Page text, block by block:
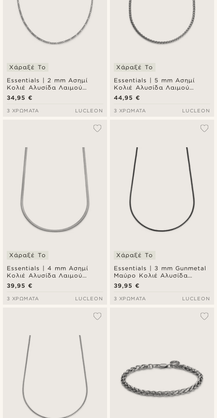
Essentials | 2 mm Ασημί
Κολιέ Αλυσίδα Λαιμού
Figaro Chain
Χάραξέ Το
34,95 €
3 ΧΡΏΜΑΤΑ LUCLEON
Essentials | 5 mm Ασημί
Κολιέ Αλυσίδα Λαιμού
Wheat
Χάραξέ Το
44,95 €
3 ΧΡΏΜΑΤΑ LUCLEON
Essentials | 4 mm Ασημί
Κολιέ Αλυσίδα Λαιμού
Ψαροκόκκαλο
Χάραξέ Το
39,95 €
3 ΧΡΏΜΑΤΑ LUCLEON
Essentials | 3 mm Gunmetal
Μαύρο Κολιέ Αλυσίδα
Λαιμού Curved Box Chain
Χάραξέ Το
39,95 €
3 ΧΡΏΜΑΤΑ LUCLEON